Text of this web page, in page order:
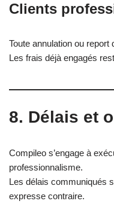
Clients
Toute annulation ou report
Les frais déjà engagés
8. Délais et
Compileo s’engage à
professionnalisme.
Les délais communiqués
expresse contraire.